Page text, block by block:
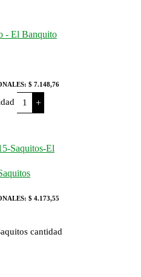
$ 7.148,76
+
$ 4.173,55
cantidad